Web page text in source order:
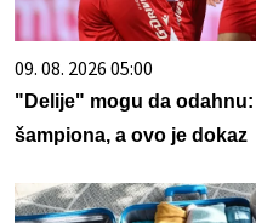
09. 08. 2026 05:00
"Delije" mogu da
šampiona, a ovo je dokaz